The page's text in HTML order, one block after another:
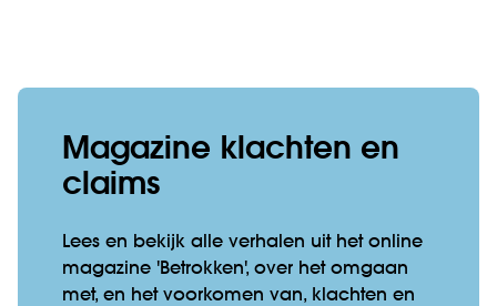
Magazine klachten en
claims
Lees en bekijk alle verhalen uit het online
magazine 'Betrokken', over het omgaan
met, en het voorkomen van, klachten en